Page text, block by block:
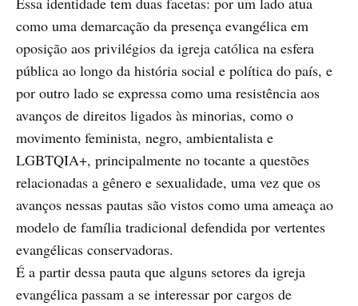
como uma demarcação da presença evangélica em
oposição aos privilégios da igreja católica na esfera
pública ao longo da história social e política do país, e
por outro lado se expressa como uma resistência aos
avanços de direitos ligados às minorias, como o
movimento feminista, negro, ambientalista e
LGBTQIA+, principalmente no tocante a questões
relacionadas a gênero e sexualidade, uma vez que os
avanços nessas pautas são vistos como uma ameaça ao
modelo de família tradicional defendida por vertentes
evangélicas conservadoras.
É a partir dessa pauta que alguns setores da igreja
evangélica passam a se interessar por cargos de